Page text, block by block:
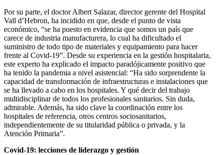
Por su parte, el doctor Albert Salazar, director gerente del Hospital
Vall d’Hebron, ha incidido en que, desde el punto de vista
económico, “se ha puesto en evidencia que somos un país que
carece de industria manufacturera, lo cual ha dificultado el
suministro de todo tipo de materiales y equipamiento para hacer
frente al Covid-19”. Desde su experiencia en la gestión hospitalaria,
este experto ha explicado el impacto paradójicamente positivo que
ha tenido la pandemia a nivel asistencial: “Ha sido sorprendente la
capacidad de transformación de infraestructuras e instalaciones que
se ha llevado a cabo en los hospitales. Y qué decir del trabajo
multidisciplinar de todos los profesionales sanitarios. Sin duda,
admirable. Además, ha sido clave la coordinación entre los
hospitales de referencia, otros centros sociosanitarios,
independientemente de su titularidad pública o privada, y la
Atención Primaria”.
Covid-19: lecciones de liderazgo y gestión